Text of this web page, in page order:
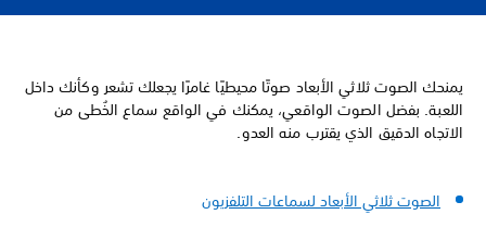
يمنحك الصوت ثلاثي الأبعاد صوتًا محيطيًا غامرًا يجعلك تشعر وكأنك داخل
اللعبة. بفضل الصوت الواقعي، يمكنك في الواقع سماع الخُطى من
الاتجاه الدقيق الذي يقترب منه العدو.
الصوت ثلاثي الأبعاد لسماعات التلفزيون